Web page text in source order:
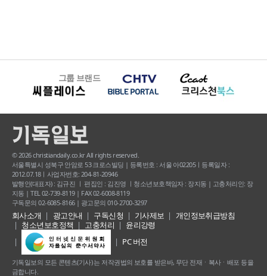
그룹 브랜드
© 2026 christiandaily.co.kr All rights reserved.
서울특별시 성북구 안암로 53 크로스빌딩 | 등록번호 : 서울 아02205ㅣ등록일자 :
2012.07.18ㅣ사업자번호: 204-81-20946
발행인(대표자) : 김규진 ㅣ 편집인 : 김진영 ㅣ청소년보호책임자 : 장지동 | 고충처리인: 장
지동 | TEL 02-739-8119 | FAX 02-6008-8119
구독문의 02-6085-8166 | 광고문의 010-2700-3297
회사소개 광고안내 구독신청 기사제보
개인정보취급방침
청소년보호정책
고충처리
윤리강령
PC 버전
기독일보의 모든 콘텐츠(기사) 는 저작권법의 보호를 받은바, 무단 전재ㆍ복사ㆍ배포 등을
금합니다.